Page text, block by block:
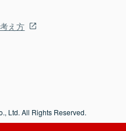
え方
Ltd. All Rights Reserved.